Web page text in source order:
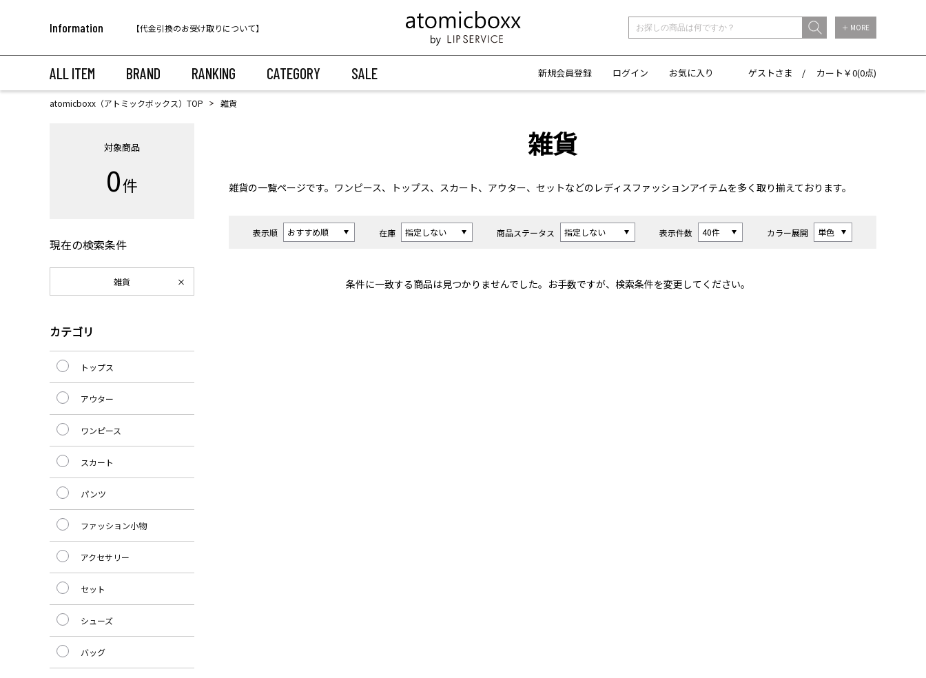
Information
【代金引換のお受け取りについて】
【重要】予約商品のお支払い方法（代金引換）変更に関するお知らせ
＋ MORE
ALL ITEM BRAND RANKING CATEGORY SALE 新規会員登録 ログイン お気に入り ゲストさま / カート￥0(0点)
atomicboxx（アトミックボックス）TOP 雑貨
雑貨
雑貨の一覧ページです。 ワンピース、 トップス、 スカート、 アウター、 セットなどのレディスファッションアイテムを多く取り揃えております。
表示順 在庫 商品ステータス 表示件数 カラー展開
条件に一致する商品は見つかりませんでした。お手数ですが、検索条件を変更してください。
対象商品
0件
現在の検索条件
雑貨
カテゴリ
トップス
アウター
ワンピース
スカート
パンツ
ファッション小物
アクセサリー
セット
シューズ
バッグ